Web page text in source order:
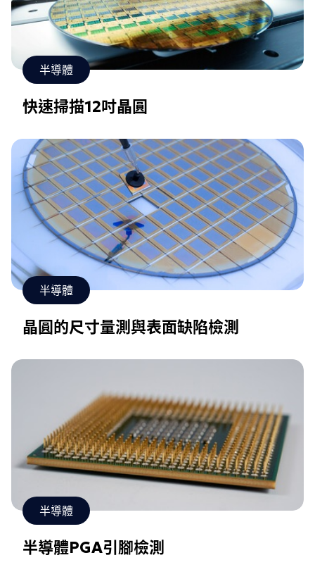
半導體
快速掃描12吋晶圓
半導體
晶圓的尺寸量測與表面缺陷檢測
半導體
半導體PGA引腳檢測